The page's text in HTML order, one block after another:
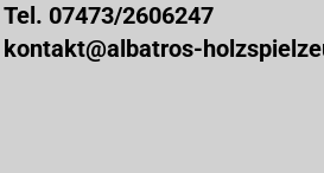
Tel. 07473/2606247
kontakt@albatros-